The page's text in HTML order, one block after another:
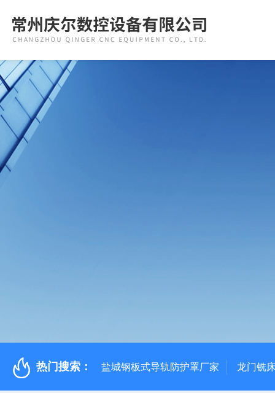
热门搜索： 盐城钢板式导轨防护罩厂家 龙门铣